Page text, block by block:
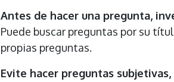
Antes de hacer una pregunta,
Puede buscar preguntas por su
propias preguntas.
Evite hacer preguntas